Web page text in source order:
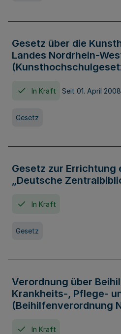
Gesetz über die
Landes Nordrhein-
In Kraft Seit 01. April 2008
Gesetz
Gesetz zur Errichtung
„Deutsche
In Kraft
Gesetz
Verordnung über
Krankheits-, Pflege-
(Beihilfenverordnung
In Kraft